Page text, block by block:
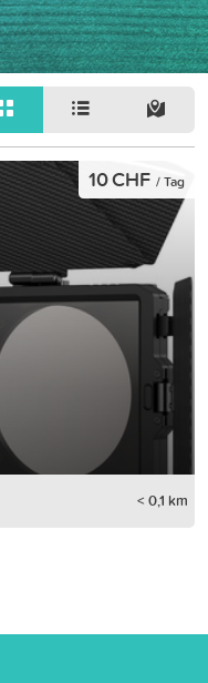
10 CHF / Tag
< 0,1 km